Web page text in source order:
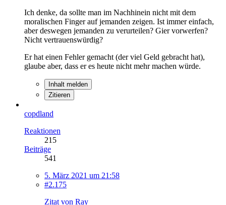
Ich denke, da sollte man im Nachhinein nicht mit dem
moralischen Finger auf jemanden zeigen. Ist immer einfach,
aber deswegen jemanden zu verurteilen? Gier vorwerfen?
Nicht vertrauenswürdig?
Er hat einen Fehler gemacht (der viel Geld gebracht hat),
glaube aber, dass er es heute nicht mehr machen würde.
Inhalt melden
Zitieren
copdland
Reaktionen
215
Beiträge
541
5. März 2021 um 21:58
#2.175
Zitat von Ray